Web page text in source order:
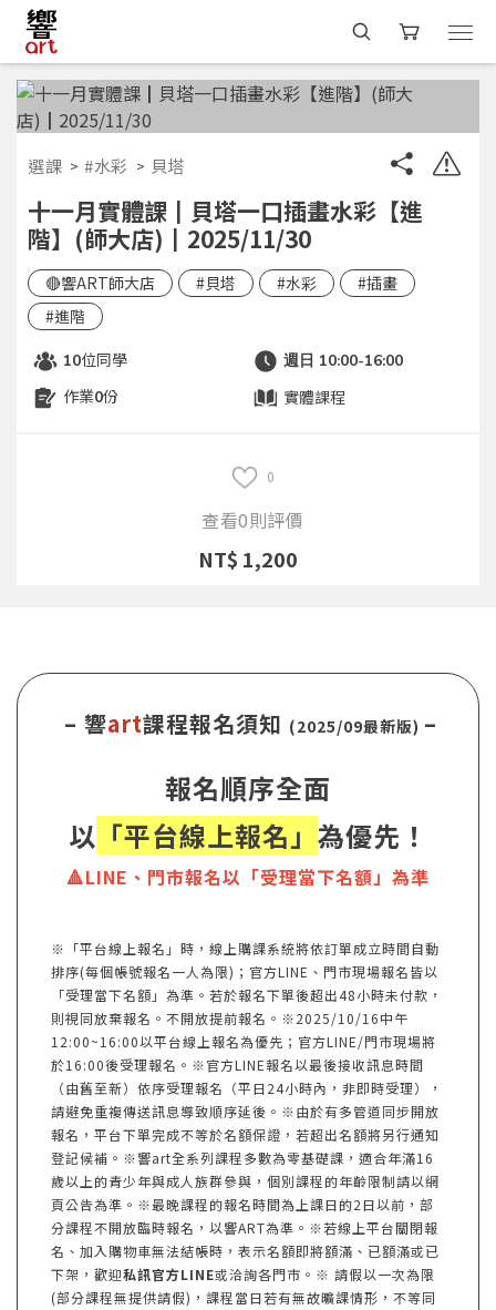
選課 #水彩 貝塔
十一月實體課┃貝塔一口插畫水彩【進
階】(師大店)┃2025/11/30
🔴響ART師大店 #貝塔 #水彩
#插畫
#進階
10位同學 週日 10:00-16:00
作業0份 實體課程
0
查看0則評價
NT$ 1,200
– 響art課程報名須知 (2025/09最新版) –
報名順序全面
以 「平台線上報名」 為優先！
🔺LINE、門市報名以「受理當下名額」為準
※「平台線上報名」時，線上購課系統將依訂單成立時間自動
排序(每個帳號報名一人為限)；官方LINE、門市現場報名皆以
「受理當下名額」為準。若於報名下單後超出48小時未付款，
則視同放棄報名。不開放提前報名。※2025/10/16中午
12:00~16:00以平台線上報名為優先；官方LINE/門市現場將
於16:00後受理報名。※官方LINE報名以最後接收訊息時間
（由舊至新）依序受理報名（平日24小時內，非即時受理），
請避免重複傳送訊息導致順序延後。※由於有多管道同步開放
報名，平台下單完成不等於名額保證，若超出名額將另行通知
登記候補。※響art全系列課程多數為零基礎課，適合年滿16
歲以上的青少年與成人族群參與，個別課程的年齡限制請以網
頁公告為準。※最晚課程的報名時間為上課日的2日以前，部
分課程不開放臨時報名，以響ART為準。※若線上平台關閉報
名、加入購物車無法結帳時，表示名額即將額滿、已額滿或已
下架，歡迎私訊官方LINE或洽詢各門市。※ 請假以一次為限
(部分課程無提供請假)，課程當日若有無故曠課情形，不等同